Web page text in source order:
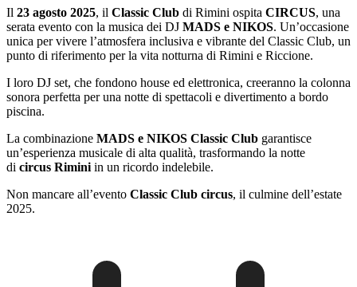
Il 23 agosto 2025, il Classic Club di Rimini ospita CIRCUS, una
serata evento con la musica dei DJ MADS e NIKOS. Un’occasione
unica per vivere l’atmosfera inclusiva e vibrante del Classic Club, un
punto di riferimento per la vita notturna di Rimini e Riccione.
I loro DJ set, che fondono house ed elettronica, creeranno la colonna
sonora perfetta per una notte di spettacoli e divertimento a bordo
piscina.
La combinazione MADS e NIKOS Classic Club garantisce
un’esperienza musicale di alta qualità, trasformando la notte
di circus Rimini in un ricordo indelebile.
Non mancare all’evento Classic Club circus, il culmine dell’estate
2025.